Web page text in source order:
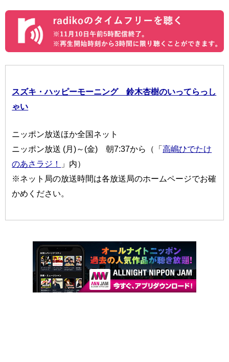
スズキ・ハッピーモーニング 鈴木杏樹のいってらっし
ゃい
ニッポン放送ほか全国ネット
ニッポン放送 (月)～(金) 朝7:37から（「高嶋ひでたけ
のあさラジ！
」内）
※ネット局の放送時間は各放送局のホームページでお確
かめください。